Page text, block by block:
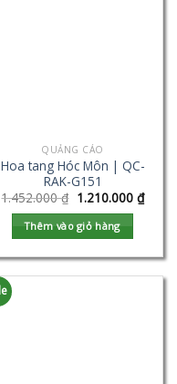
QUẢNG CÁO
Hoa tang Hóc Môn | QC-
RAK-G151
1.452.000₫ 1.210.000 ₫
Thêm vào giỏ hàng